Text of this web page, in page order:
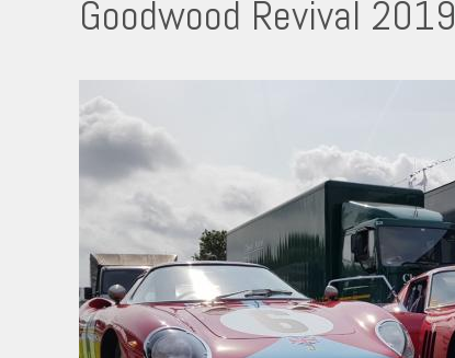
Goodwood Revival 2019